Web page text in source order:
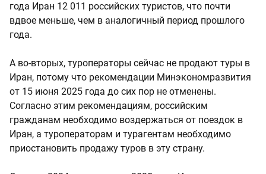
года Иран 12 011 российских туристов, что почти
вдвое меньше, чем в аналогичный период прошлого
года.
А во-вторых, туроператоры сейчас не продают туры в
Иран, потому что рекомендации Минэкономразвития
от 15 июня 2025 года до сих пор не отменены.
Согласно этим рекомендациям, российским
гражданам необходимо воздержаться от поездок в
Иран, а туроператорам и турагентам необходимо
приостановить продажу туров в эту страну.